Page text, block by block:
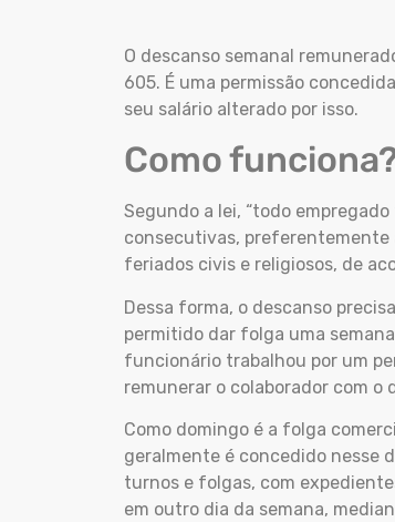
O descanso semanal
605. É uma permissão
seu salário alterado por isso.
Como
Segundo a lei, “todo
consecutivas, preferentemente
feriados civis e religiosos, de
Dessa forma, o descanso
permitido dar folga uma
funcionário trabalhou por um
remunerar o colaborador com o
Como domingo é a folga
geralmente é concedido nesse
turnos e folgas, com
em outro dia da semana,